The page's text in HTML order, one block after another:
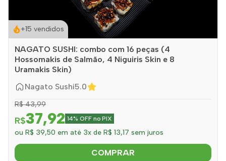
+15 vendidos
NAGATO SUSHI: combo com 16 peças (4
Hossomakis de Salmão, 4 Niguiris Skin e 8
Uramakis Skin)
Nagato Sushi5.0
R$ 43,99
R$37,92 14% OFF no PIX
ou R$ 39,50 em até 3x de R$ 13,17 sem juros
COMPRAR